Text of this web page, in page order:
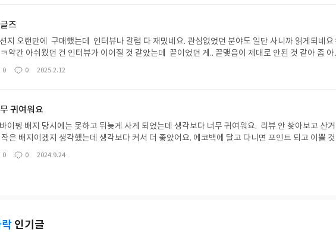
즈
지 오랜만에 구매했는데 인터뷰나 칼럼 다 재밌네요. 관심없었던 분야도 일단 사니까 읽게되네요
약간 아쉬웠던 건 인터뷰가 이어질 것 같았는데 끝이었던 게.. 끝맺음이 제대로 안된 것 같아 좀 아
습니다. 아무튼 잘 봤습니다.
0 0 2025.2.12
귀여워요
이펭 배지 당시에는 못하고 뒤늦게 사게 되었는데 생각보다 너무 귀여워요. 리뷰 안 찾아보고 산
작은 배지이겠지 생각했는데 생각보다 커서 더 좋았어요. 에코백에 달고 다니면 포인트 되고 이쁠
요. 펭수의 귀여움은 끝이 없네요.
0 0 2024.9.24
인기글